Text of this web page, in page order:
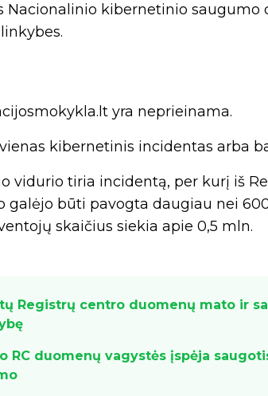
kibernetinio saugumo
yra neprieinama.
kibernetinis incidentas arba
vidurio tiria incidentą, per kurį iš
būti pavogta daugiau nei
skaičius siekia apie 0,5 mln.
Registrų centro duomenų mato ir
RC duomenų vagystės įspėja